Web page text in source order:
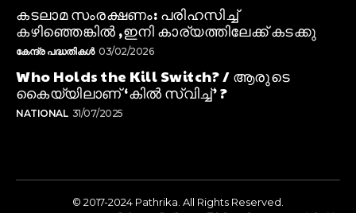
കടലാമ സംരക്ഷണം: പരിഹസിച്ച്
കഴിഞ്ഞെങ്കിൽ ,ഇനി കാര്യത്തിലേക്ക് കടക്കു
കേന്ദ്ര പദ്ധതികൾ 03/02/2026
Who Holds the Kill Switch? / ആരുടെ
കൈയ്യിലാണ് ‘കിൽ സ്വിച്ച്’ ?
NATIONAL 31/07/2025
© 2017-2024 Pathrika. All Rights Reserved.